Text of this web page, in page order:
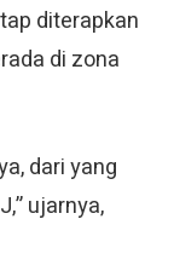
diterapkan
di zona
dari yang
ujarnya,